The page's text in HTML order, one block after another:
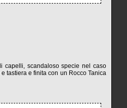
capelli, scandaloso specie nel caso
tastiera e finita con un Rocco Tanica